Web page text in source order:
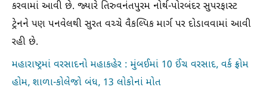
કરવામાં આવી છે. જ્યારે તિરુવનંતપુરમ નોર્થ-પોરબંદર સુપરફાસ્ટ
ટ્રેનને પણ પનવેલથી સુરત વચ્ચે વૈકલ્પિક માર્ગ પર દોડાવવામાં આવી
રહી છે.
મહારાષ્ટ્રમાં વરસાદનો મહાકહેર : મુંબઈમાં 10 ઈંચ વરસાદ, વર્ક ફ્રોમ
હોમ, શાળા-કોલેજો બંધ, 13 લોકોનાં મોત